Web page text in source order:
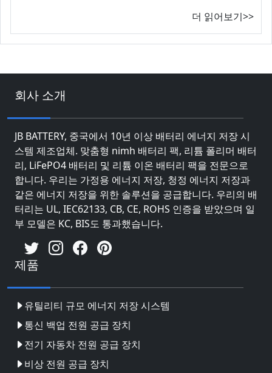
더 읽어보기>>
회사 소개
JB BATTERY, 중국에서 10년 이상 배터리 에너지 저장 시
스템 제조업체. 맞춤형 nimh 배터리 팩, 리튬 폴리머 배터
리, LiFePO4 배터리 및 리튬 이온 배터리 팩을 전문으로
합니다. 우리는 가정용 에너지 저장, 청정 에너지 저장과
같은 에너지 저장을 위한 솔루션을 공급합니다. 우리의 배
터리는 UL, IEC62133, CB, CE, ROHS 인증을 받았으며 일
부 모델은 KC, BIS도 통과했습니다.
제품
유틸리티 규모 에너지 저장 시스템
통신 백업 전원 공급 장치
전기 자동차 전원 공급 장치
비상 전원 공급 장치